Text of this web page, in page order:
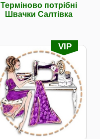
Терміново потрібні
Швачки Салтівка
VIP